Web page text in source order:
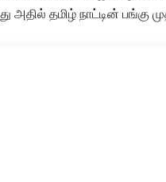
அதில் தமிழ் நாட்டின் பங்கு